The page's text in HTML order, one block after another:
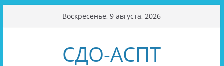
Воскресенье, 9 августа, 2026
СДО-АСПТ